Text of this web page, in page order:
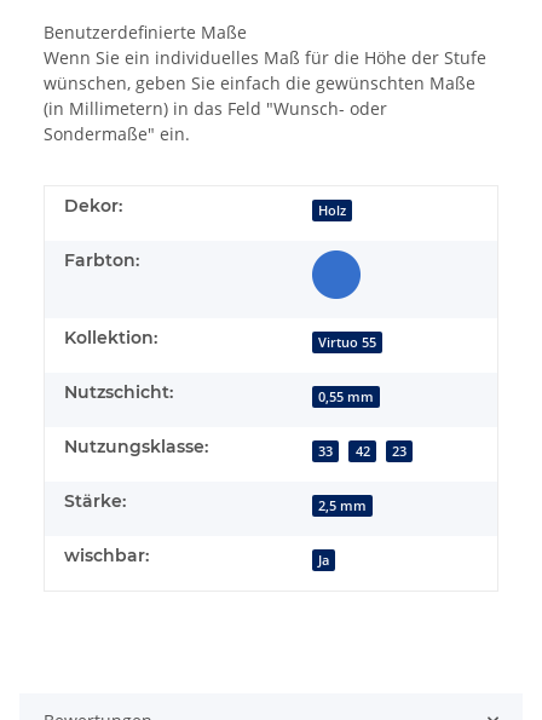
Benutzerdefinierte Maße
Wenn Sie ein individuelles Maß für die Höhe der Stufe
wünschen, geben Sie einfach die gewünschten Maße
(in Millimetern) in das Feld "Wunsch- oder
Sondermaße" ein.
Dekor: Holz
Farbton:
Kollektion: Virtuo 55
Nutzschicht: 0,55 mm
Nutzungsklasse: 33 42 23
Stärke: 2,5 mm
wischbar: Ja